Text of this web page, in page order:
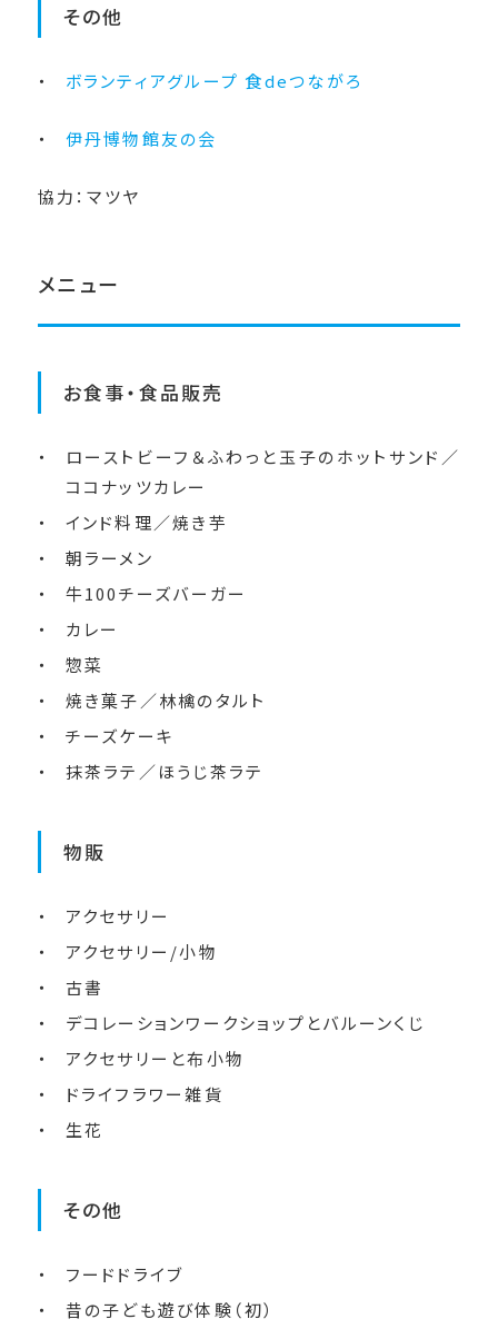
その他
ボランティアグループ 食deつながろ
伊丹博物館友の会
協力：マツヤ
メニュー
お食事・食品販売
ローストビーフ＆ふわっと玉子のホットサンド／
ココナッツカレー
インド料理／焼き芋
朝ラーメン
牛100チーズバーガー
カレー
惣菜
焼き菓子／林檎のタルト
チーズケーキ
抹茶ラテ／ほうじ茶ラテ
物販
アクセサリー
アクセサリー/小物
古書
デコレーションワークショップとバルーンくじ
アクセサリーと布小物
ドライフラワー雑貨
生花
その他
フードドライブ
昔の子ども遊び体験（初）